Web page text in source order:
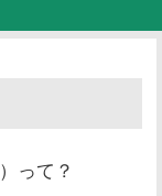
って？